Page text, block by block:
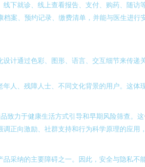
下就诊、线上查看报告、支付、购药、随
案、预约记录、缴费清单，并能与医生进
计通过色彩、图形、语言、交互细节来传
人、残障人士、不同文化背景的用户。这
致力于健康生活方式引导和早期风险筛查
正向激励、社群支持和行为科学原理的应用
采纳的主要障碍之一。因此，安全与隐私